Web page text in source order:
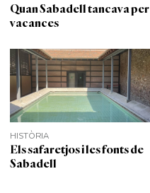
Quan Sabadell tancava per
vacances
HISTÒRIA
Els safaretjos i les fonts de
Sabadell